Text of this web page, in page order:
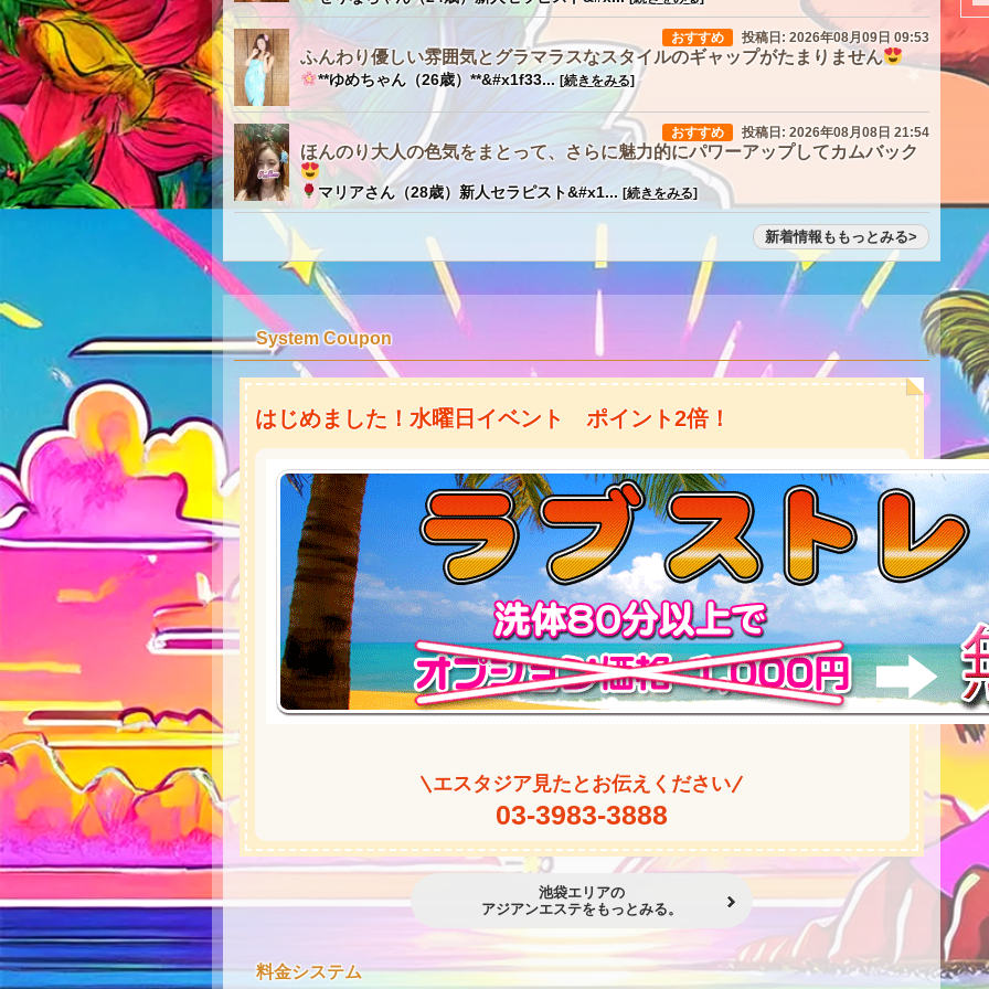
★
★
★
★
おすすめ 投稿日: 2026年08月09日 09:53
ふんわり優しい雰囲気とグラマラスなスタイルのギャップがたまりません
**ゆめちゃん（26歳）**&#x1f33... [続きをみる]
おすすめ 投稿日: 2026年08月08日 21:54
ほんのり大人の色気をまとって、さらに魅力的にパワーアップしてカムバック
マリアさん（28歳）新人セラピスト&#x1... [続きをみる]
新着情報ももっとみる
System Coupon
はじめました！水曜日イベント ポイント2倍！
エスタジア見たとお伝えください
03-3983-3888
池袋エリアの
アジアンエステをもっとみる。
料金システム